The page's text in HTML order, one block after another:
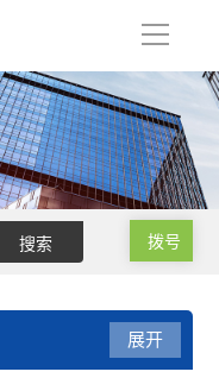
导
拨号
展开